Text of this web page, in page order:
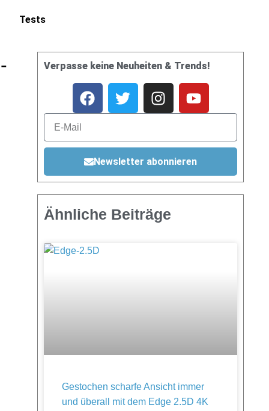
Tests
Verpasse keine Neuheiten & Trends!
Newsletter abonnieren
Ähnliche Beiträge
Gestochen scharfe Ansicht immer
und überall mit dem Edge 2.5D 4K